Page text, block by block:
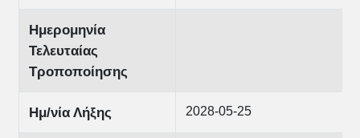
Ημερομηνία
Τελευταίας
Τροποποίησης
Ημ/νία Λήξης 2028-05-25